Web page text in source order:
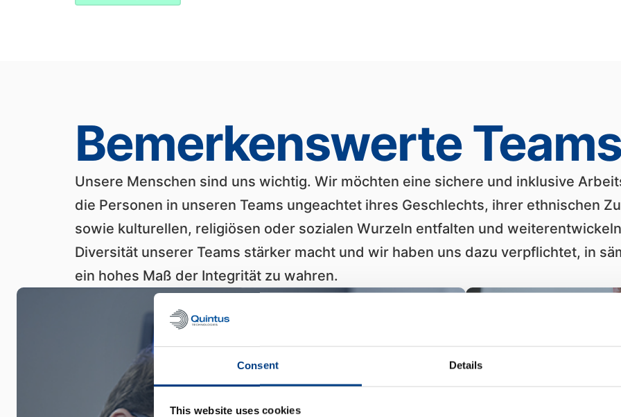
Consent Details
This website uses cookies
Bemerkenswerte Teams
Unsere Menschen sind uns wichtig. Wir möchten eine sichere und inklusive
die Personen in unseren Teams ungeachtet ihres Geschlechts, ihrer ethnischen
sowie kulturellen, religiösen oder sozialen Wurzeln entfalten und
Diversität unserer Teams stärker macht und wir haben uns dazu verpflichtet, in
ein hohes Maß der Integrität zu wahren.
Unsere